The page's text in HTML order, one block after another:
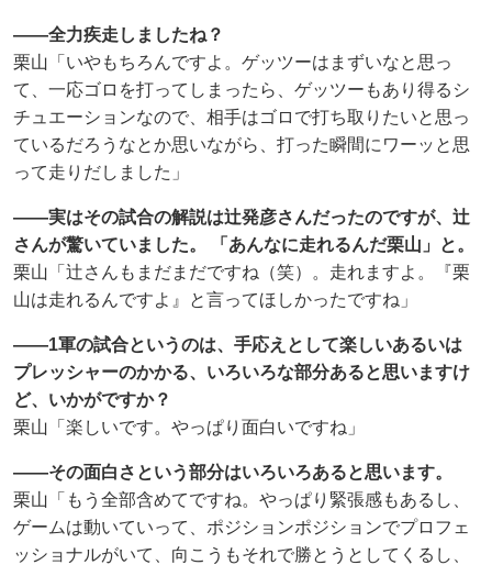
――全力疾走しましたね？
栗山「いやもちろんですよ。ゲッツーはまずいなと思っ
て、一応ゴロを打ってしまったら、ゲッツーもあり得るシ
チュエーションなので、相手はゴロで打ち取りたいと思っ
ているだろうなとか思いながら、打った瞬間にワーッと思
って走りだしました」
――実はその試合の解説は辻発彦さんだったのですが、辻
さんが驚いていました。 「あんなに走れるんだ栗山」と。
栗山「辻さんもまだまだですね（笑）。走れますよ。『栗
山は走れるんですよ』と言ってほしかったですね」
――1軍の試合というのは、手応えとして楽しいあるいは
プレッシャーのかかる、いろいろな部分あると思いますけ
ど、いかがですか？
栗山「楽しいです。やっぱり面白いですね」
――その面白さという部分はいろいろあると思います。
栗山「もう全部含めてですね。やっぱり緊張感もあるし、
ゲームは動いていって、ポジションポジションでプロフェ
ッショナルがいて、向こうもそれで勝とうとしてくるし、